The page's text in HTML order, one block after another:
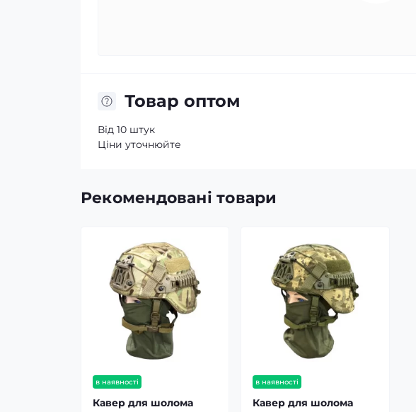
Товар оптом
Від 10 штук
Ціни уточнюйте
Рекомендовані товари
в наявності
Кавер для шолома
в наявності
Кавер для шолома